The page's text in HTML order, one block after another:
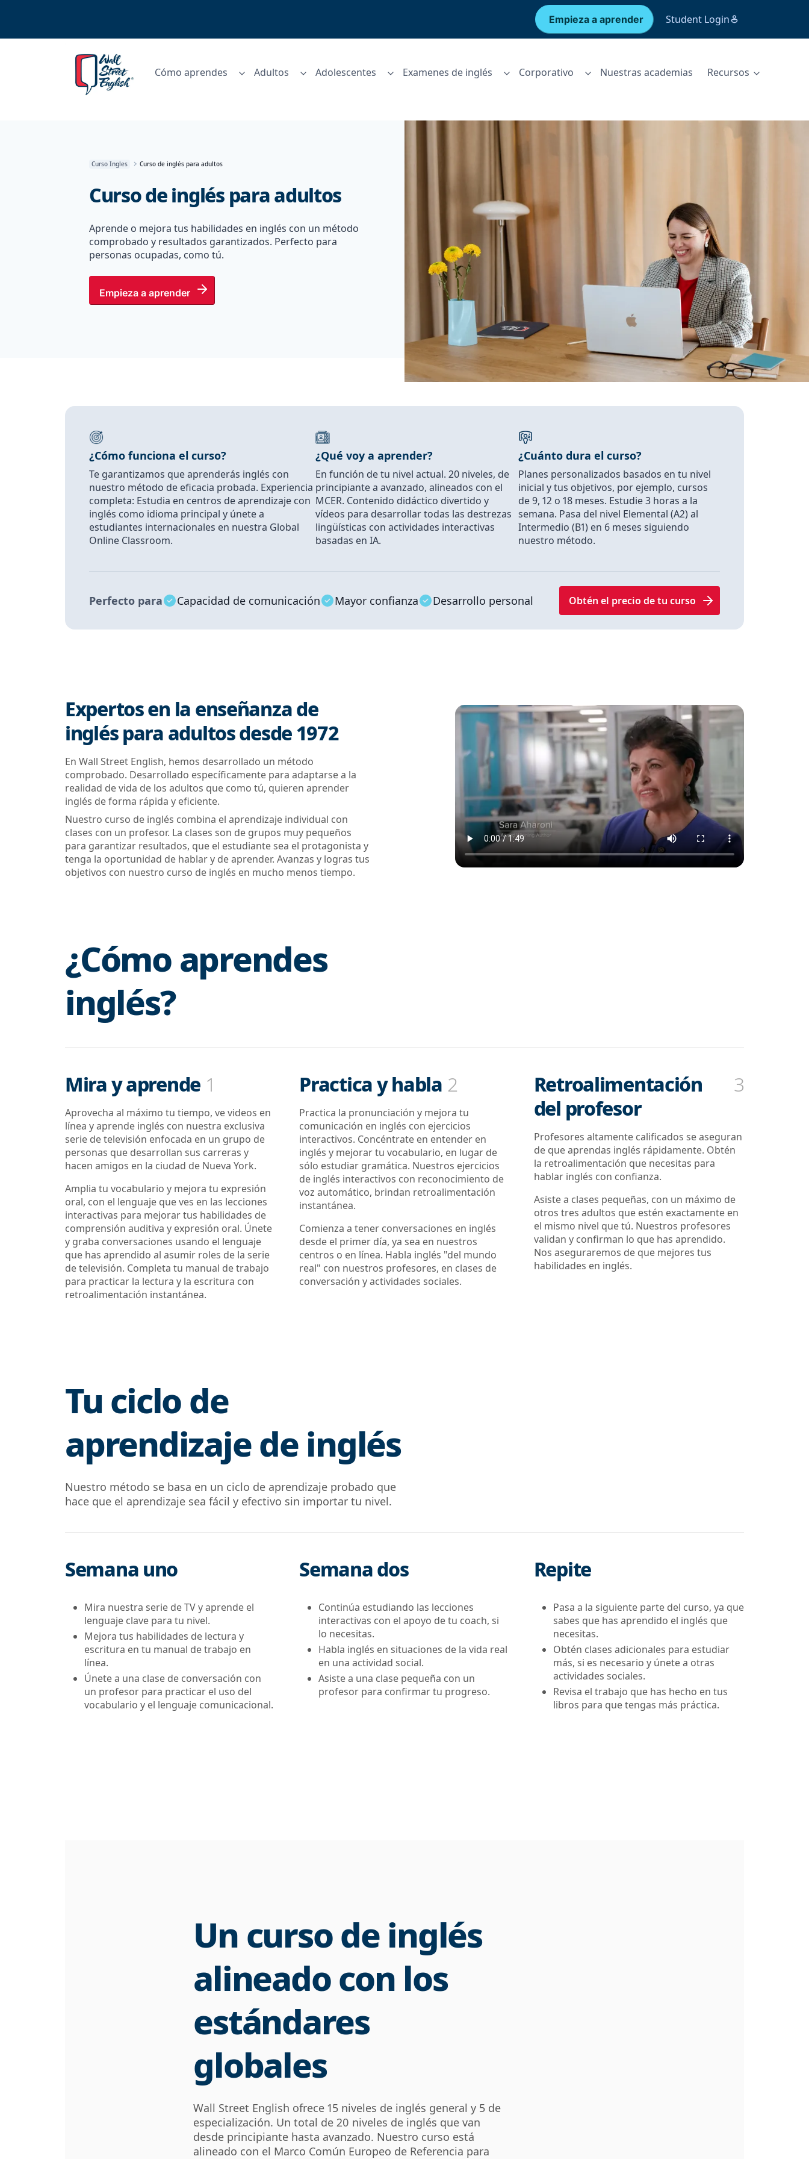
Empieza a aprender Student Login
Cómo aprendes Adultos Adolescentes Examenes de inglés Corporativo Nuestras academias Recursos
Curso Ingles Curso de inglés para adultos
Curso de inglés para adultos
Aprende o mejora tus habilidades en inglés con un método
comprobado y resultados garantizados. Perfecto para
personas ocupadas, como tú.
Empieza a aprender
¿Cómo funciona el curso?
Te garantizamos que aprenderás inglés con
nuestro método de eficacia probada. Experiencia
completa: Estudia en centros de aprendizaje con
inglés como idioma principal y únete a
estudiantes internacionales en nuestra Global
Online Classroom.
¿Qué voy a aprender?
En función de tu nivel actual. 20 niveles, de
principiante a avanzado, alineados con el
MCER. Contenido didáctico divertido y
vídeos para desarrollar todas las destrezas
lingüísticas con actividades interactivas
basadas en IA.
¿Cuánto dura el curso?
Planes personalizados basados en tu nivel
inicial y tus objetivos, por ejemplo, cursos
de 9, 12 o 18 meses. Estudie 3 horas a la
semana. Pasa del nivel Elemental (A2) al
Intermedio (B1) en 6 meses siguiendo
nuestro método.
Perfecto para Capacidad de comunicación Mayor confianza Desarrollo personal Obtén el precio de tu curso
Expertos en la enseñanza de
inglés para adultos desde 1972
En Wall Street English, hemos desarrollado un método
comprobado. Desarrollado específicamente para adaptarse a la
realidad de vida de los adultos que como tú, quieren aprender
inglés de forma rápida y eficiente.
Nuestro curso de inglés combina el aprendizaje individual con
clases con un profesor. La clases son de grupos muy pequeños
para garantizar resultados, que el estudiante sea el protagonista y
tenga la oportunidad de hablar y de aprender. Avanzas y logras tus
objetivos con nuestro curso de inglés en mucho menos tiempo.
¿Cómo aprendes
inglés?
Mira y aprende 1
Aprovecha al máximo tu tiempo, ve videos en
línea y aprende inglés con nuestra exclusiva
serie de televisión enfocada en un grupo de
personas que desarrollan sus carreras y
hacen amigos en la ciudad de Nueva York.
Amplia tu vocabulario y mejora tu expresión
oral, con el lenguaje que ves en las lecciones
interactivas para mejorar tus habilidades de
comprensión auditiva y expresión oral. Únete
y graba conversaciones usando el lenguaje
que has aprendido al asumir roles de la serie
de televisión. Completa tu manual de trabajo
para practicar la lectura y la escritura con
retroalimentación instantánea.
Practica y habla 2
Practica la pronunciación y mejora tu
comunicación en inglés con ejercicios
interactivos. Concéntrate en entender en
inglés y mejorar tu vocabulario, en lugar de
sólo estudiar gramática. Nuestros ejercicios
de inglés interactivos con reconocimiento de
voz automático, brindan retroalimentación
instantánea.
Comienza a tener conversaciones en inglés
desde el primer día, ya sea en nuestros
centros o en línea. Habla inglés "del mundo
real" con nuestros profesores, en clases de
conversación y actividades sociales.
Retroalimentación
del profesor
3
Profesores altamente calificados se aseguran
de que aprendas inglés rápidamente. Obtén
la retroalimentación que necesitas para
hablar inglés con confianza.
Asiste a clases pequeñas, con un máximo de
otros tres adultos que estén exactamente en
el mismo nivel que tú. Nuestros profesores
validan y confirman lo que has aprendido.
Nos aseguraremos de que mejores tus
habilidades en inglés.
Tu ciclo de
aprendizaje de inglés
Nuestro método se basa en un ciclo de aprendizaje probado que
hace que el aprendizaje sea fácil y efectivo sin importar tu nivel.
Semana uno
Mira nuestra serie de TV y aprende el
lenguaje clave para tu nivel.
Mejora tus habilidades de lectura y
escritura en tu manual de trabajo en
línea.
Únete a una clase de conversación con
un profesor para practicar el uso del
vocabulario y el lenguaje comunicacional.
Semana dos
Continúa estudiando las lecciones
interactivas con el apoyo de tu coach, si
lo necesitas.
Habla inglés en situaciones de la vida real
en una actividad social.
Asiste a una clase pequeña con un
profesor para confirmar tu progreso.
Repite
Pasa a la siguiente parte del curso, ya que
sabes que has aprendido el inglés que
necesitas.
Obtén clases adicionales para estudiar
más, si es necesario y únete a otras
actividades sociales.
Revisa el trabajo que has hecho en tus
libros para que tengas más práctica.
Un curso de inglés
alineado con los
estándares
globales
Wall Street English ofrece 15 niveles de inglés general y 5 de
especialización. Un total de 20 niveles de inglés que van
desde principiante hasta avanzado. Nuestro curso está
alineado con el Marco Común Europeo de Referencia para